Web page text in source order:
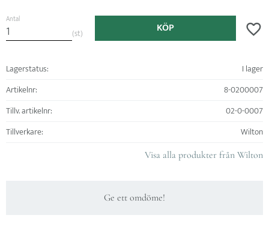
Antal
st KÖP
Lagerstatus
I lager
Artikelnr
8-0200007
Tillv. artikelnr
02-0-0007
Tillverkare
Wilton
Visa alla produkter från Wilton
Ge ett omdöme!